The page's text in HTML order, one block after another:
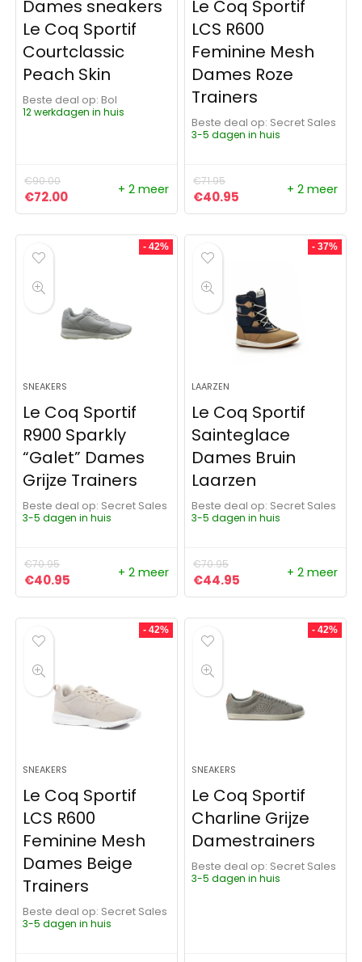
Dames sneakers
Le Coq Sportif
Courtclassic
Peach Skin
Beste deal op:
Bol
12 werkdagen in huis
€90.00
Oorspronkelijke prijs was: €90.00.
€72.00Huidige prijs is: €72.00.
+ 2 meer
Le Coq Sportif
LCS R600
Feminine Mesh
Dames Roze
Trainers
Beste deal op:
Secret Sales
3-5 dagen in huis
€71.95
Oorspronkelijke prijs was:
€40.95 Huidige prijs is:
+ 2 meer
- 42%
SNEAKERS
Le Coq Sportif
R900 Sparkly
“Galet” Dames
Grijze Trainers
Beste deal op:
Secret Sales
3-5 dagen in huis
€70.95
Oorspronkelijke prijs was: €70.95.
€40.95 Huidige prijs is: €40.95.
+ 2 meer
- 37%
LAARZEN
Le Coq Sportif
Sainteglace
Dames Bruin
Laarzen
Beste deal op:
Secret Sales
3-5 dagen in huis
€70.95
Oorspronkelijke prijs was:
€44.95 Huidige prijs is:
+ 2 meer
- 42%
SNEAKERS
Le Coq Sportif
LCS R600
Feminine Mesh
Dames Beige
Trainers
Beste deal op:
Secret Sales
3-5 dagen in huis
- 42%
SNEAKERS
Le Coq Sportif
Charline Grijze
Damestrainers
Beste deal op:
Secret Sales
3-5 dagen in huis